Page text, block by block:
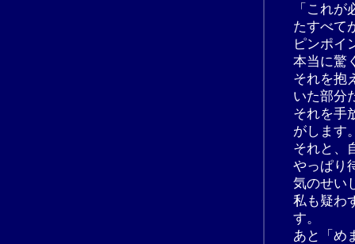
「これ
たすべて
ピンポイ
本当に驚
それを抱
いた部分
それを手
がします
それと、
やっぱり
気のせい
私も疑わ
す。
あと「め